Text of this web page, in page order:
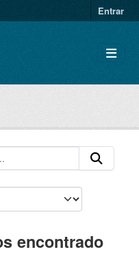
Entrar
encontrado